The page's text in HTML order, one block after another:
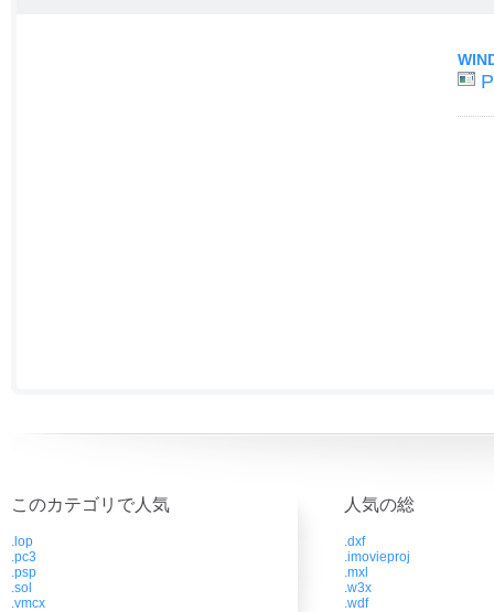
このカテゴリで人気
.lop
.pc3
.psp
.sol
.vmcx
人気の総
.dxf
.imovieproj
.mxl
.w3x
.wdf